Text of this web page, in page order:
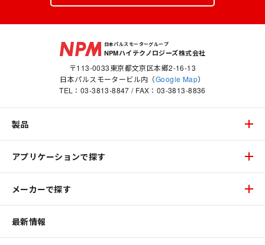
日本パルスモーターグループ
NPMハイテクノロジーズ株式会社
〒113-0033東京都文京区本郷2-16-13
日本パルスモータービル内（Google Map）
TEL： 03-3813-8847 / FAX：03-3813-8836
製品
アプリケーションで探す
メーカーで探す
最新情報